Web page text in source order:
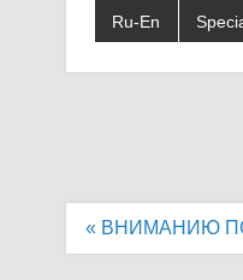
Ru-En
Навигация
« ВНИМАНИЮ